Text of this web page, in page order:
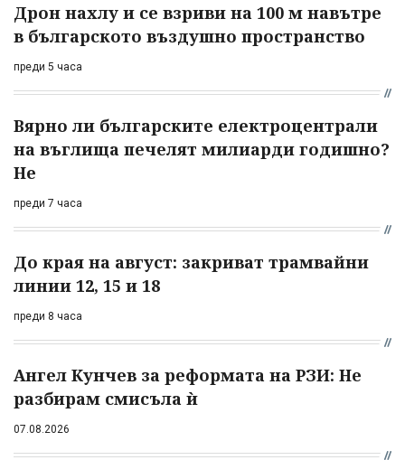
Дрон нахлу и се взриви на 100 м навътре
в българското въздушно пространство
преди 5 часа
Вярно ли българските електроцентрали
на въглища печелят милиарди годишно?
Не
преди 7 часа
До края на август: закриват трамвайни
линии 12, 15 и 18
преди 8 часа
Ангел Кунчев за реформата на РЗИ: Не
разбирам смисъла ѝ
07.08.2026